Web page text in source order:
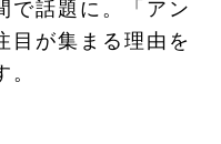
で話題に。「アン
目が集まる理由を